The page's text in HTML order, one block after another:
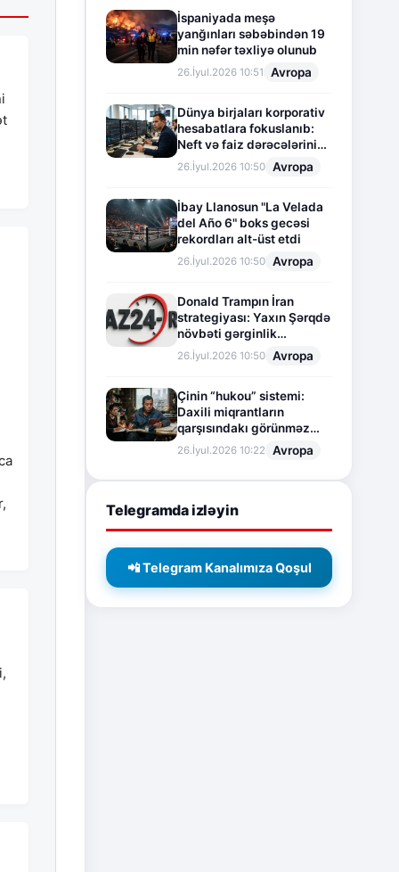
İspaniyada meşə
yanğınları səbəbindən 19
min nəfər təxliyə olunub
26.İyul.2026 10:51 Avropa
Dünya birjaları korporativ
hesabatlara fokuslanıb:
Neft və faiz dərəcələrinin
təsiri altında cari vəziyyət
26.İyul.2026 10:50 Avropa
İbay Llanosun "La Velada
del Año 6" boks gecəsi
rekordları alt-üst etdi
26.İyul.2026 10:50 Avropa
Donald Trampın İran
strategiyası: Yaxın Şərqdə
növbəti gərginlik
mərhələsi
26.İyul.2026 10:50 Avropa
Çinin “hukou” sistemi:
Daxili miqrantların
qarşısındakı görünməz
sədd
26.İyul.2026 10:22 Avropa
Telegramda izləyin
📲 Telegram Kanalımıza Qoşul